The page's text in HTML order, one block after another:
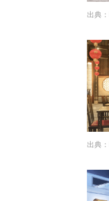
出典：
出典：